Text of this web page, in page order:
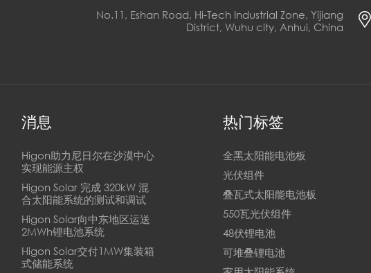
No.11, Eshan Road, Hi-Tech Industrial Zone, Yijiang
District, Wuhu city, Anhui, China
消息
Higon助力尼日尔在沙漠中心
实现能源主权
Higon Solar 完成 320kW 混
合太阳能系统的测试和调试
Higon Solar向中东地区运送
2MWh锂电池系统
Higon Solar交付1MW集装箱
式储能系统
热门标签
全黑太阳能电池板
光伏组件
叠瓦式太阳能电池板
550瓦光伏组件
48伏锂电池
可堆叠锂电池